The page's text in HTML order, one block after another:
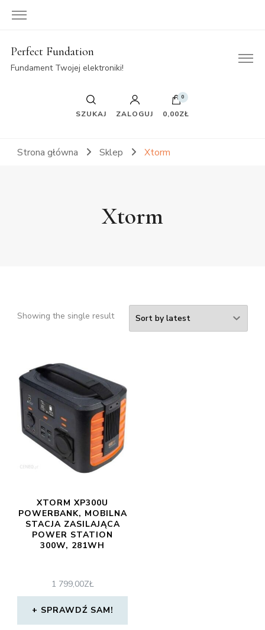
Perfect Fundation
Fundament Twojej elektroniki!
SZUKAJ ZALOGUJ
0
0,00ZŁ
Strona główna Sklep Xtorm
Xtorm
Showing the single result
XTORM XP300U
POWERBANK, MOBILNA
STACJA ZASILAJĄCA
POWER STATION
300W, 281WH
1 799,00ZŁ
SPRAWDŹ SAM!